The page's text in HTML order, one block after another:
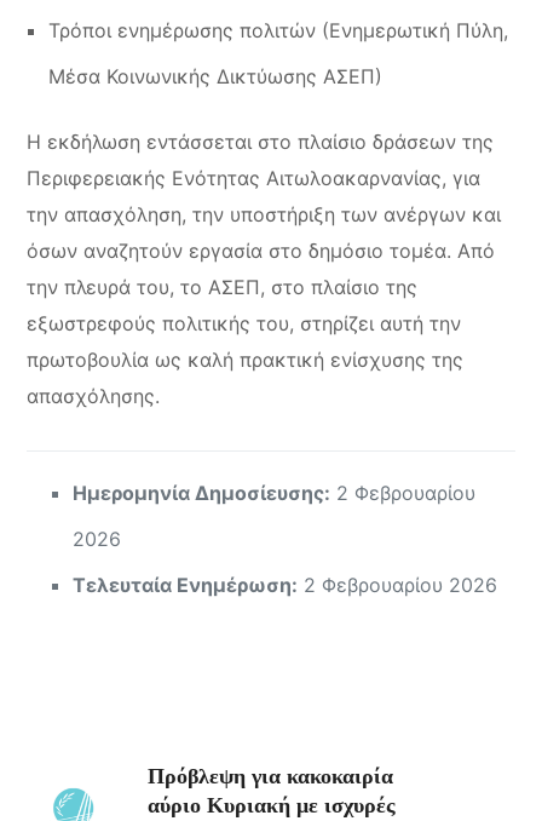
Τρόποι ενημέρωσης πολιτών (Ενημερωτική Πύλη,
Μέσα Κοινωνικής Δικτύωσης ΑΣΕΠ)
Η εκδήλωση εντάσσεται στο πλαίσιο δράσεων της
Περιφερειακής Ενότητας Αιτωλοακαρνανίας, για
την απασχόληση, την υποστήριξη των ανέργων και
όσων αναζητούν εργασία στο δημόσιο τομέα. Από
την πλευρά του, το ΑΣΕΠ, στο πλαίσιο της
εξωστρεφούς πολιτικής του, στηρίζει αυτή την
πρωτοβουλία ως καλή πρακτική ενίσχυσης της
απασχόλησης.
Ημερομηνία Δημοσίευσης: 2 Φεβρουαρίου
2026
Τελευταία Ενημέρωση: 2 Φεβρουαρίου 2026
Πρόβλεψη για κακοκαιρία
αύριο Κυριακή με ισχυρές